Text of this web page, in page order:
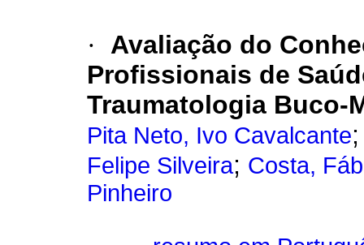
·
Avaliação do
Profissionais de
Traumatologia Buco-
Pita Neto, Ivo Cavalcante
Felipe Silveira; Costa,
Pinheiro